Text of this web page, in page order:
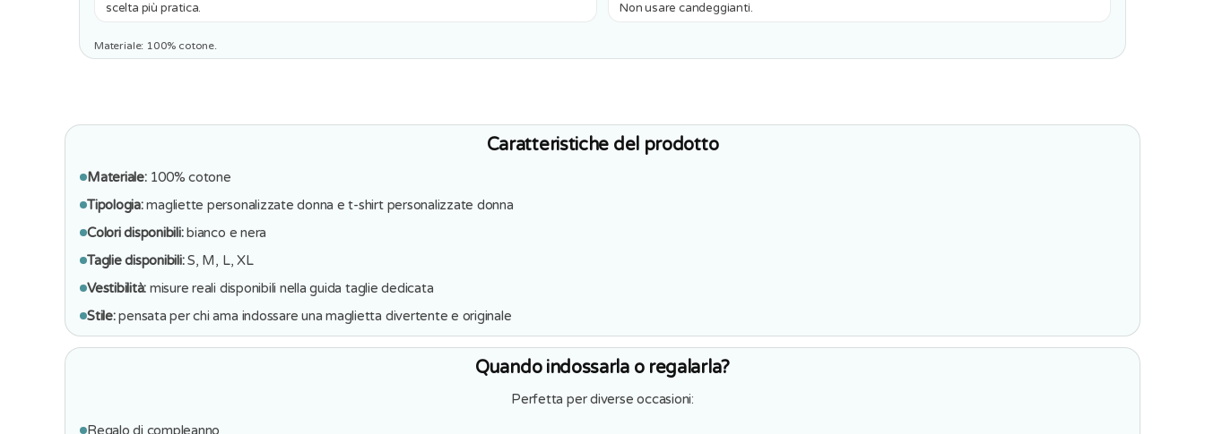
scelta più pratica.
Non usare candeggianti.
Materiale: 100% cotone.
Caratteristiche del prodotto
Materiale:100% cotone
Tipologia:magliette personalizzate donna e t-shirt personalizzate donna
Colori disponibili:bianco e nera
Taglie disponibili:S, M, L, XL
Vestibilità: misure reali disponibili nella guida taglie dedicata
Stile:pensata per chi ama indossare una maglietta divertente e originale
Quando indossarla o regalarla?
Perfetta per diverse occasioni:
Regalo di compleanno